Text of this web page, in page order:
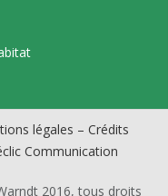
légales – Crédits
Communication
2016, tous droits